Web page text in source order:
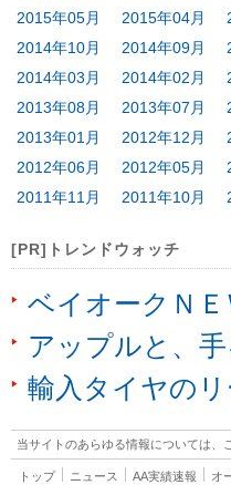
2015年05月
2015年04月
2014年10月
2014年09月
2014年03月
2014年02月
2013年08月
2013年07月
2013年01月
2012年12月
2012年06月
2012年05月
2011年11月
2011年10月
[PR]トレンドウォッチ
ベイオークＮ
アップルと、
輸入タイヤの
当サイトのあらゆる情報については、
トップ ニュース AA実績速報 オ